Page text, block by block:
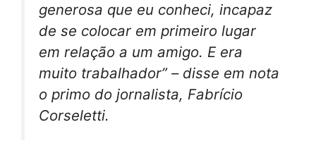
generosa que eu conheci, incapaz
de se colocar em primeiro lugar
em relação a um amigo. E era
muito trabalhador” – disse em nota
o primo do jornalista, Fabrício
Corseletti.